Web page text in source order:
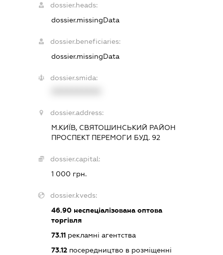
dossier.heads:
dossier.missingData
dossier.beneficiaries:
dossier.missingData
dossier.smida:
dossier.address:
М.КИЇВ, СВЯТОШИНСЬКИЙ РАЙОН
ПРОСПЕКТ ПЕРЕМОГИ БУД. 92
dossier.capital:
1 000 грн.
dossier.kveds:
46.90 неспеціалізована оптова
торгівля
73.11 рекламні агентства
73.12 посередництво в розміщенні